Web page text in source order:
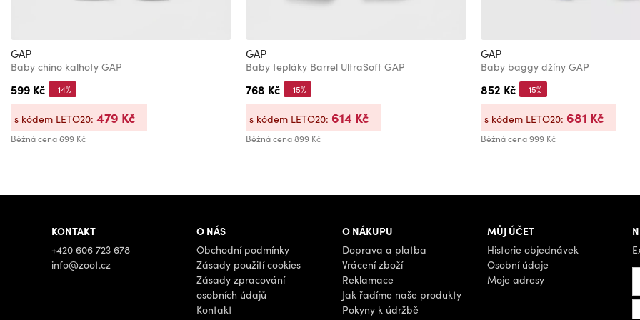
GAP
Baby chino kalhoty GAP
599 Kč
Běžná cena699 Kč
-14%
s kódem LETO20: 479 Kč
GAP
Baby tepláky Barrel UltraSoft GAP
768 Kč
Běžná cena899 Kč
-15%
s kódem LETO20: 614 Kč
GAP
Baby baggy džíny GAP
852 Kč
Běžná cena999 Kč
-15%
s kódem LETO20: 681 Kč
KONTAKT
+420 606 723 678
info@zoot.cz
O NÁS
Obchodní podmínky
Zásady použití cookies
Zásady zpracování
osobních údajů
Kontakt
O NÁKUPU
Doprava a platba
Vrácení zboží
Reklamace
Jak řadíme naše produkty
Pokyny k údržbě
MŮJ ÚČET
Historie objednávek
Osobní údaje
Moje adresy